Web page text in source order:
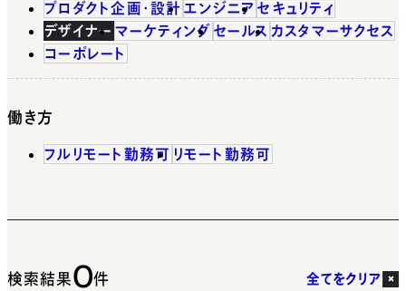
プロダクト企画・設計 エンジニア セキュリティ
デザイナー マーケティング セールス カスタマーサクセス
コーポレート
働き方
フルリモート勤務可 リモート勤務可
検索結果0件 全てをクリア